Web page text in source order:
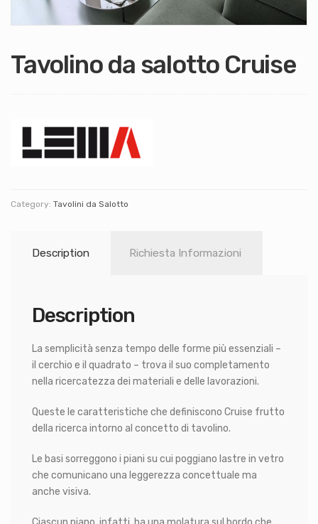
Tavolino da salotto Cruise
Category: Tavolini da Salotto
Description Richiesta Informazioni
Description
La semplicità senza tempo delle forme più essenziali –
il cerchio e il quadrato – trova il suo completamento
nella ricercatezza dei materiali e delle lavorazioni.
Queste le caratteristiche che definiscono Cruise frutto
della ricerca intorno al concetto di tavolino.
Le basi sorreggono i piani su cui poggiano lastre in vetro
che comunicano una leggerezza concettuale ma
anche visiva.